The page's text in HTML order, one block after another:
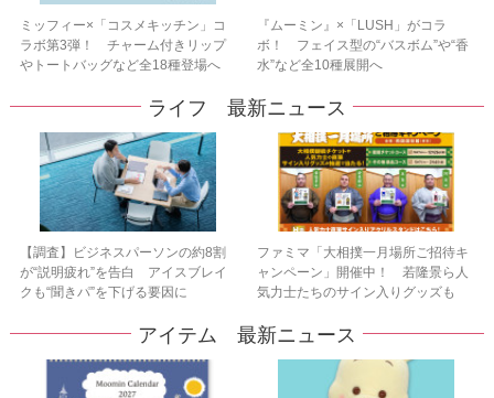
ミッフィー×「コスメキッチン」コ
ラボ第3弾！ チャーム付きリップ
やトートバッグなど全18種登場へ
『ムーミン』×「LUSH」がコラ
ボ！ フェイス型の“バスボム”や“香
水”など全10種展開へ
ライフ 最新ニュース
【調査】ビジネスパーソンの約8割
が“説明疲れ”を告白 アイスブレイ
クも“聞きパ”を下げる要因に
ファミマ「大相撲一月場所ご招待キ
ャンペーン」開催中！ 若隆景ら人
気力士たちのサイン入りグッズも
アイテム 最新ニュース